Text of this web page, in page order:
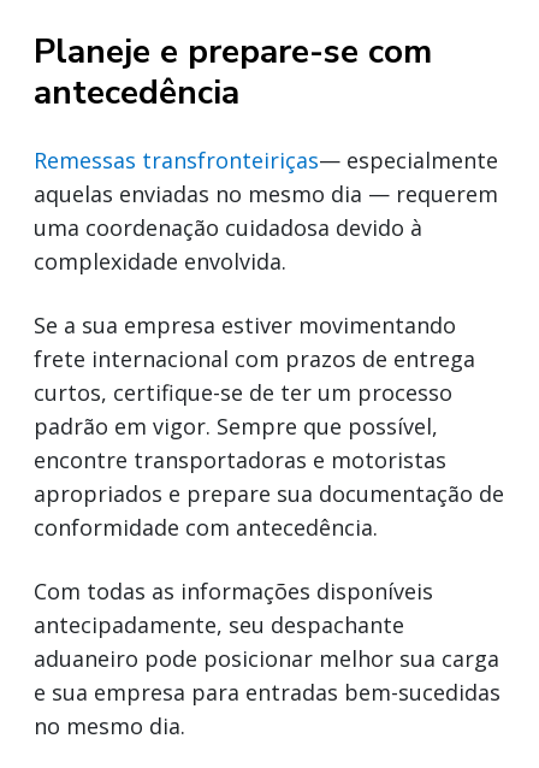
Planeje e prepare-se com
antecedência
Remessas transfronteiriças— especialmente
aquelas enviadas no mesmo dia — requerem
uma coordenação cuidadosa devido à
complexidade envolvida.
Se a sua empresa estiver movimentando
frete internacional com prazos de entrega
curtos, certifique-se de ter um processo
padrão em vigor. Sempre que possível,
encontre transportadoras e motoristas
apropriados e prepare sua documentação de
conformidade com antecedência.
Com todas as informações disponíveis
antecipadamente, seu despachante
aduaneiro pode posicionar melhor sua carga
e sua empresa para entradas bem-sucedidas
no mesmo dia.